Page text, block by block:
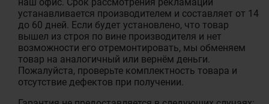
устанавливается производителем и составляет от 14
до 60 дней. Если будет установлено, что товар
вышел из строя по вине производителя и нет
возможности его отремонтировать, мы обменяем
товар на аналогичный или вернём деньги.
Пожалуйста, проверьте комплектность товара и
отсутствие дефектов при получении.